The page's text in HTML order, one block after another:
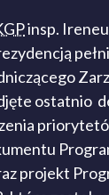
insp.
ostatnio
projekt